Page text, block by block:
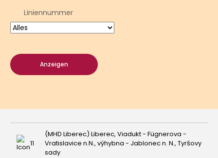
Liniennummer
Anzeigen
11
(MHD Liberec) Liberec, Viadukt - Fügnerova -
Vratislavice n.N., výhybna - Jablonec n. N., Tyršovy
sady